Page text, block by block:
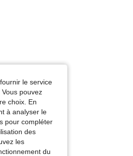
corps: Triangle inversé, Couleur: Noir, Taille: S
le service
pouvez
choix. En
à analyser le
pour compléter
des
les
du